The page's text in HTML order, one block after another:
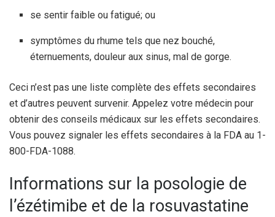
se sentir faible ou fatigué; ou
symptômes du rhume tels que nez bouché,
éternuements, douleur aux sinus, mal de gorge.
Ceci n’est pas une liste complète des effets secondaires
et d’autres peuvent survenir. Appelez votre médecin pour
obtenir des conseils médicaux sur les effets secondaires.
Vous pouvez signaler les effets secondaires à la FDA au 1-
800-FDA-1088.
Informations sur la posologie de
l’ézétimibe et de la rosuvastatine